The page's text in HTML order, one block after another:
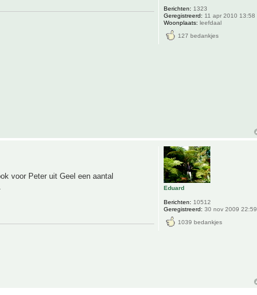
Berichten: 1323
Geregistreerd: 11 apr 2010 13:58
Woonplaats: leefdaal
127 bedankjes
voor Peter uit Geel een aantal
Eduard
Berichten: 10512
Geregistreerd: 30 nov 2009 22:59
1039 bedankjes